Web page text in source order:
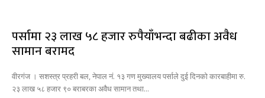
पर्सामा २३ लाख ५८ हजार रुपैयाँभन्दा बढीका अवैध
सामान बरामद
वीरगंज । सशस्त्र प्रहरी बल, नेपाल नं. १३ गण मुख्यालय पर्साले दुई दिनको कारबाहीमा रु.
२३ लाख ५८ हजार ९० बराबरका अवैध सामान तथा...